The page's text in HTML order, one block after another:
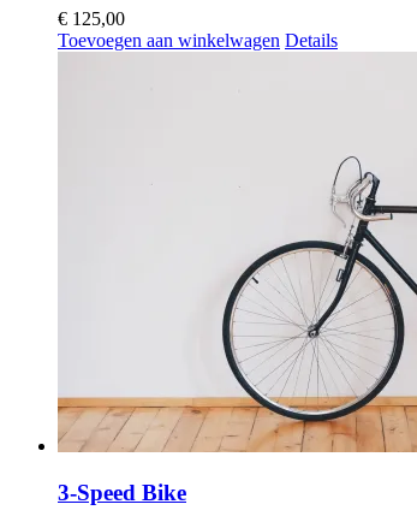
€ 125,00
Toevoegen aan winkelwagen Details
3-Speed Bike